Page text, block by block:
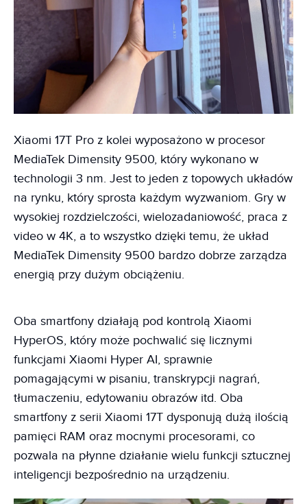
Xiaomi 17T Pro z kolei wyposażono w procesor
MediaTek Dimensity 9500, który wykonano w
technologii 3 nm. Jest to jeden z topowych układów
na rynku, który sprosta każdym wyzwaniom. Gry w
wysokiej rozdzielczości, wielozadaniowość, praca z
video w 4K, a to wszystko dzięki temu, że układ
MediaTek Dimensity 9500 bardzo dobrze zarządza
energią przy dużym obciążeniu.
Oba smartfony działają pod kontrolą Xiaomi
HyperOS, który może pochwalić się licznymi
funkcjami Xiaomi Hyper AI, sprawnie
pomagającymi w pisaniu, transkrypcji nagrań,
tłumaczeniu, edytowaniu obrazów itd. Oba
smartfony z serii Xiaomi 17T dysponują dużą ilością
pamięci RAM oraz mocnymi procesorami, co
pozwala na płynne działanie wielu funkcji sztucznej
inteligencji bezpośrednio na urządzeniu.